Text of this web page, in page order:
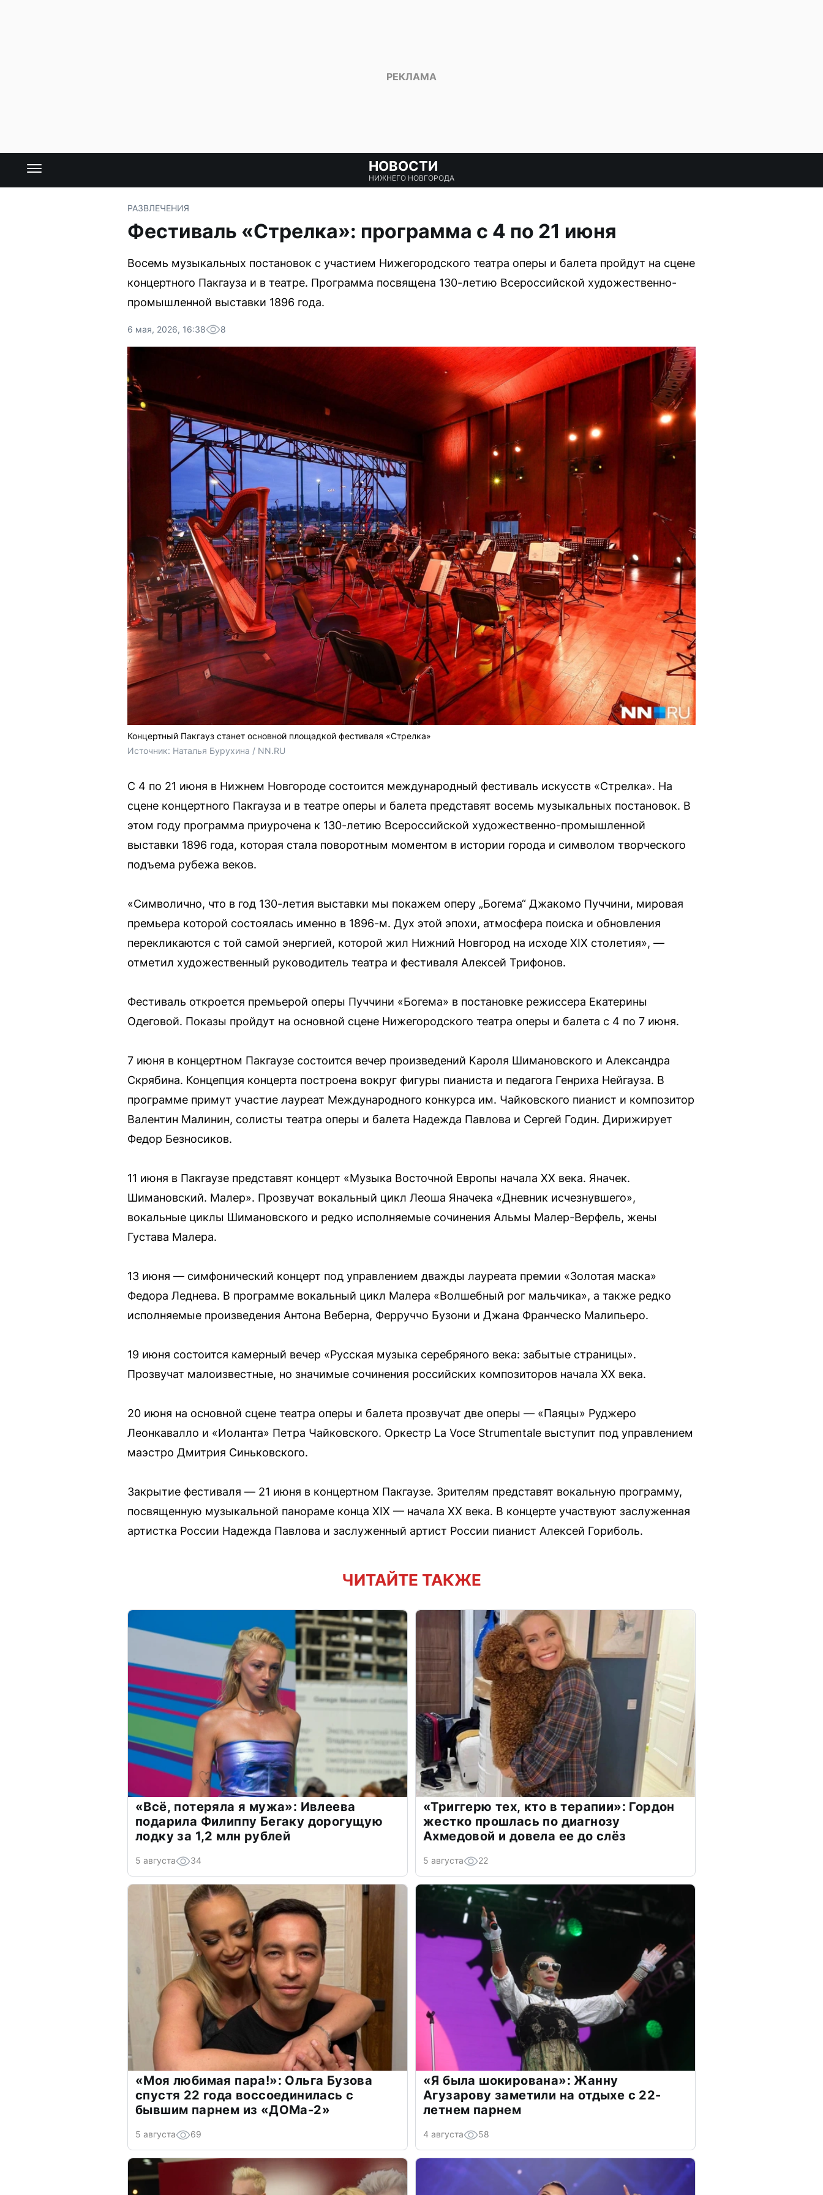
НОВОСТИ
НИЖНЕГО НОВГОРОДА
РАЗВЛЕЧЕНИЯ
Фестиваль «Стрелка»: программа с 4 по 21 июня
Восемь музыкальных постановок с участием Нижегородского театра оперы и балета пройдут на сцене
концертного Пакгауза и в театре. Программа посвящена 130-летию Всероссийской художественно-
промышленной выставки 1896 года.
6 мая, 2026, 16:38 8
Концертный Пакгауз станет основной площадкой фестиваля «Стрелка»
Источник: Наталья Бурухина / NN.RU
С 4 по 21 июня в Нижнем Новгороде состоится международный фестиваль искусств «Стрелка». На
сцене концертного Пакгауза и в театре оперы и балета представят восемь музыкальных постановок. В
этом году программа приурочена к 130-летию Всероссийской художественно-промышленной
выставки 1896 года, которая стала поворотным моментом в истории города и символом творческого
подъема рубежа веков.
«Символично, что в год 130-летия выставки мы покажем оперу „Богема“ Джакомо Пуччини, мировая
премьера которой состоялась именно в 1896-м. Дух этой эпохи, атмосфера поиска и обновления
перекликаются с той самой энергией, которой жил Нижний Новгород на исходе XIX столетия», —
отметил художественный руководитель театра и фестиваля Алексей Трифонов.
Фестиваль откроется премьерой оперы Пуччини «Богема» в постановке режиссера Екатерины
Одеговой. Показы пройдут на основной сцене Нижегородского театра оперы и балета с 4 по 7 июня.
7 июня в концертном Пакгаузе состоится вечер произведений Кароля Шимановского и Александра
Скрябина. Концепция концерта построена вокруг фигуры пианиста и педагога Генриха Нейгауза. В
программе примут участие лауреат Международного конкурса им. Чайковского пианист и композитор
Валентин Малинин, солисты театра оперы и балета Надежда Павлова и Сергей Годин. Дирижирует
Федор Безносиков.
11 июня в Пакгаузе представят концерт «Музыка Восточной Европы начала XX века. Яначек.
Шимановский. Малер». Прозвучат вокальный цикл Леоша Яначека «Дневник исчезнувшего»,
вокальные циклы Шимановского и редко исполняемые сочинения Альмы Малер-Верфель, жены
Густава Малера.
13 июня — симфонический концерт под управлением дважды лауреата премии «Золотая маска»
Федора Леднева. В программе вокальный цикл Малера «Волшебный рог мальчика», а также редко
исполняемые произведения Антона Веберна, Ферруччо Бузони и Джана Франческо Малипьеро.
19 июня состоится камерный вечер «Русская музыка серебряного века: забытые страницы».
Прозвучат малоизвестные, но значимые сочинения российских композиторов начала ХХ века.
20 июня на основной сцене театра оперы и балета прозвучат две оперы — «Паяцы» Руджеро
Леонкавалло и «Иоланта» Петра Чайковского. Оркестр La Voce Strumentale выступит под управлением
маэстро Дмитрия Синьковского.
Закрытие фестиваля — 21 июня в концертном Пакгаузе. Зрителям представят вокальную программу,
посвященную музыкальной панораме конца XIX — начала XX века. В концерте участвуют заслуженная
артистка России Надежда Павлова и заслуженный артист России пианист Алексей Гориболь.
ЧИТАЙТЕ ТАКЖЕ
«Всё, потеряла я мужа»: Ивлеева
подарила Филиппу Бегаку дорогущую
лодку за 1,2 млн рублей
5 августа 34
«Триггерю тех, кто в терапии»: Гордон
жестко прошлась по диагнозу
Ахмедовой и довела ее до слёз
5 августа 22
«Моя любимая пара!»: Ольга Бузова
спустя 22 года воссоединилась с
бывшим парнем из «ДОМа-2»
5 августа 69
«Я была шокирована»: Жанну
Агузарову заметили на отдыхе с 22-
летнем парнем
4 августа 58